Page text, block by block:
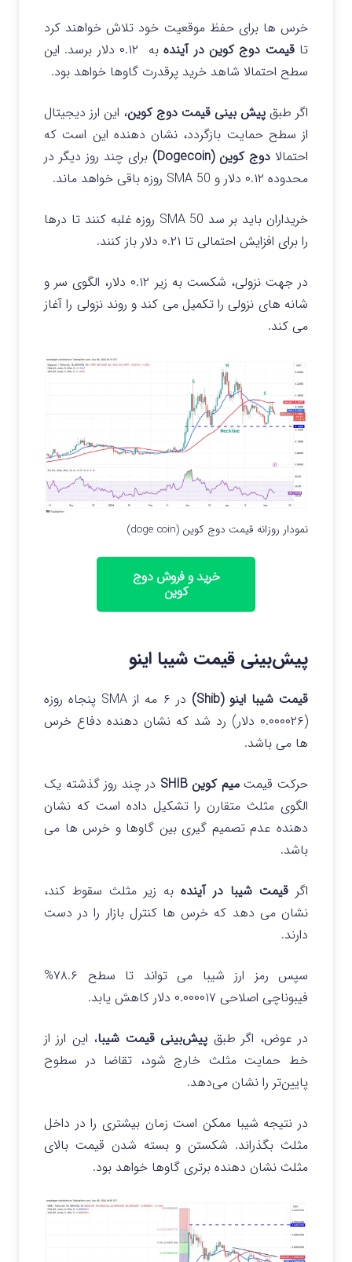
خرس ها برای حفظ موقعیت خود تلاش خواهند کرد
تاقیمت دوج کوین در آینده
به ۰.۱۲ دلار برسد. این
سطح احتمالا شاهد خرید پرقدرت گاوها خواهد بود.
اگر طبق پیش بینی قیمت دوج کوین، این ارز دیجیتال
از سطح حمایت بازگردد، نشان دهنده این است که
احتمالا دوج کوین (Dogecoin)
برای چند روز دیگر در
محدوده ۰.۱۲ دلار و SMA 50 روزه باقی خواهد ماند.
خریداران باید بر سد SMA 50 روزه غلبه کنند تا درها
را برای افزایش احتمالی تا ۰.۲۱ دلار باز کنند.
در جهت نزولی، شکست به زیر ۰.۱۲ دلار، الگوی سر و
شانه های نزولی را تکمیل می کند و روند نزولی را آغاز
می کند.
نمودار روزانه قیمت دوج کوین (doge coin)
خرید و فروش دوج
کوین
پیش‌بینی قیمت شیبا اینو
قیمت شیبا اینو (Shib)
در ۶ مه از SMA پنجاه روزه
(۰.۰۰۰۰۲۶ دلار) رد شد که نشان دهنده دفاع خرس
ها می باشد.
حرکت قیمتمیم کوین SHIB
در چند روز گذشته یک
الگوی مثلث متقارن را تشکیل داده است که نشان
دهنده عدم تصمیم گیری بین گاوها و خرس ها می
باشد.
اگر قیمت شیبا در آینده به زیر مثلث سقوط کند،
نشان می دهد که خرس ها کنترل بازار را در دست
دارند.
سپس رمز ارز شیبا می تواند تا سطح ۷۸.۶%
فیبوناچی اصلاحی ۰.۰۰۰۰۱۷ دلار کاهش یابد.
در عوض، اگر طبق پیش‌بینی قیمت شیبا، این ارز از
خط حمایت مثلث خارج شود، تقاضا در سطوح
پایین‌تر را نشان می‌دهد.
در نتیجه شیبا ممکن است زمان بیشتری را در داخل
مثلث بگذراند. شکستن و بسته شدن قیمت بالای
مثلث نشان دهنده برتری گاوها خواهد بود.